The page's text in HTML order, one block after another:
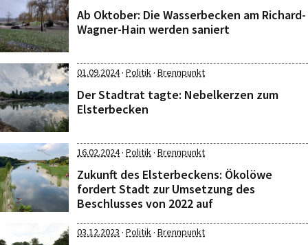
Ab Oktober: Die Wasserbecken am Richard-
Wagner-Hain werden saniert
01.09.2024· Politik· Brennpunkt
Der Stadtrat tagte: Nebelkerzen zum
Elsterbecken
16.02.2024· Politik· Brennpunkt
Zukunft des Elsterbeckens: Ökolöwe
fordert Stadt zur Umsetzung des
Beschlusses von 2022 auf
03.12.2023 · Politik· Brennpunkt